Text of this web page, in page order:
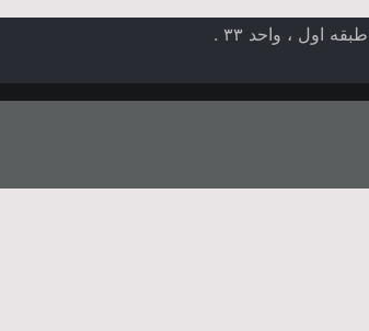
اول ، واحد ۳۳ .